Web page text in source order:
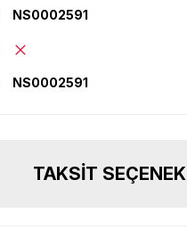
NS0002591
NS0002591
TAKSIT